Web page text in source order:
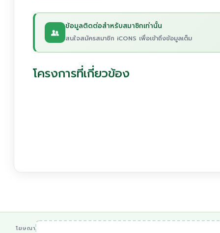
ข้อมูลติดต่อสำหรับสมาชิกเท่านั้น
สนใจสมัครสมาชิก iCONS เพื่อเข้าถึงข้อมูลเต็ม
โครงการที่เกี่ยวข้อง
โฆษณา